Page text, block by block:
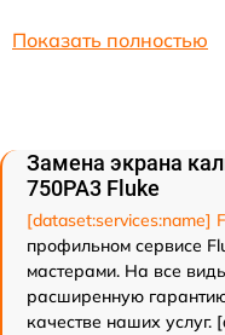
Показать полностью
Замена экрана
750PA3 Fluke
[dataset:services:name]
профильном сервисе
мастерами. На все
расширенную
качестве наших услуг.